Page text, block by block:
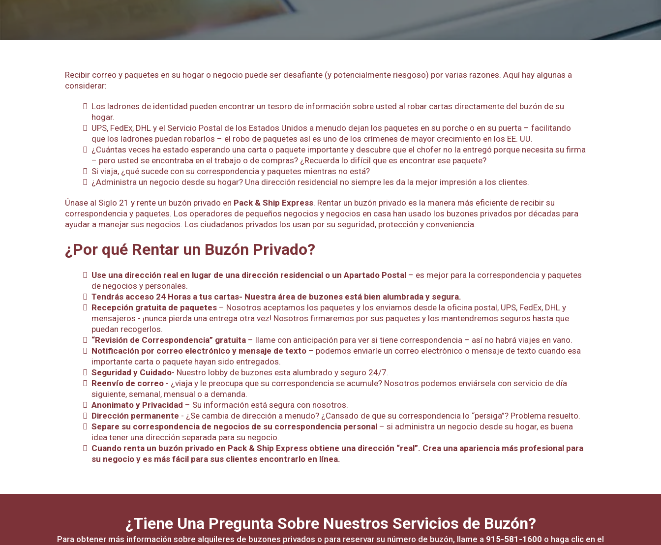
Recibir correo y paquetes en su hogar o negocio puede ser desafiante (y potencialmente riesgoso) por varias razones. Aquí hay algunas a
considerar:
Los ladrones de identidad pueden encontrar un tesoro de información sobre usted al robar cartas directamente del buzón de su
hogar.
UPS, FedEx, DHL y el Servicio Postal de los Estados Unidos a menudo dejan los paquetes en su porche o en su puerta – facilitando
que los ladrones puedan robarlos – el robo de paquetes así es uno de los crímenes de mayor crecimiento en los EE. UU.
¿Cuántas veces ha estado esperando una carta o paquete importante y descubre que el chofer no la entregó porque necesita su firma
– pero usted se encontraba en el trabajo o de compras? ¿Recuerda lo difícil que es encontrar ese paquete?
Si viaja, ¿qué sucede con su correspondencia y paquetes mientras no está?
¿Administra un negocio desde su hogar? Una dirección residencial no siempre les da la mejor impresión a los clientes.
Únase al Siglo 21 y rente un buzón privado en Pack & Ship Express. Rentar un buzón privado es la manera más eficiente de recibir su
correspondencia y paquetes. Los operadores de pequeños negocios y negocios en casa han usado los buzones privados por décadas para
ayudar a manejar sus negocios. Los ciudadanos privados los usan por su seguridad, protección y conveniencia.
¿Por qué Rentar un Buzón Privado?
Use una dirección real en lugar de una dirección residencial o un Apartado Postal – es mejor para la correspondencia y paquetes
de negocios y personales.
Tendrás acceso 24 Horas a tus cartas- Nuestra área de buzones está bien alumbrada y segura.
Recepción gratuita de paquetes – Nosotros aceptamos los paquetes y los enviamos desde la oficina postal, UPS, FedEx, DHL y
mensajeros - ¡nunca pierda una entrega otra vez! Nosotros firmaremos por sus paquetes y los mantendremos seguros hasta que
puedan recogerlos.
“Revisión de Correspondencia” gratuita – llame con anticipación para ver si tiene correspondencia – así no habrá viajes en vano.
Notificación por correo electrónico y mensaje de texto – podemos enviarle un correo electrónico o mensaje de texto cuando esa
importante carta o paquete hayan sido entregados.
Seguridad y Cuidado- Nuestro lobby de buzones esta alumbrado y seguro 24/7.
Reenvío de correo - ¿viaja y le preocupa que su correspondencia se acumule? Nosotros podemos enviársela con servicio de día
siguiente, semanal, mensual o a demanda.
Anonimato y Privacidad – Su información está segura con nosotros.
Dirección permanente - ¿Se cambia de dirección a menudo? ¿Cansado de que su correspondencia lo “persiga”? Problema resuelto.
Separe su correspondencia de negocios de su correspondencia personal – si administra un negocio desde su hogar, es buena
idea tener una dirección separada para su negocio.
Cuando renta un buzón privado en Pack & Ship Express obtiene una dirección “real”. Crea una apariencia más profesional para
su negocio y es más fácil para sus clientes encontrarlo en línea.
¿Tiene Una Pregunta Sobre Nuestros Servicios de Buzón?
Para obtener más información sobre alquileres de buzones privados o para reservar su número de buzón, llame a 915-581-1600 o haga clic en el